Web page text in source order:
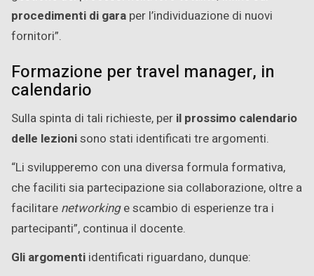
procedimenti di gara per l’individuazione di nuovi
fornitori”.
Formazione per travel manager, in
calendario
Sulla spinta di tali richieste, per il prossimo calendario
delle lezionisono stati identificati tre argomenti.
“Li svilupperemo con una diversa formula formativa,
che faciliti sia partecipazione sia collaborazione, oltre a
facilitare networkinge scambio di esperienze tra i
partecipanti”, continua il docente.
Gli argomenti identificati riguardano, dunque: